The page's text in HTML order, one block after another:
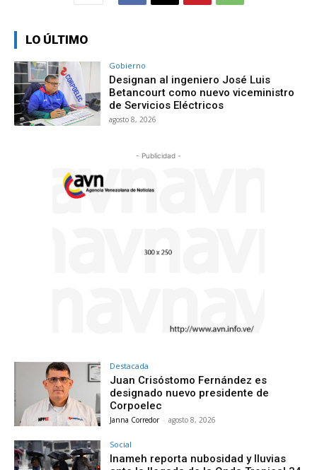
LO ÚLTIMO
Gobierno
Designan al ingeniero José Luis
Betancourt como nuevo viceministro
de Servicios Eléctricos
agosto 8, 2026
- Publicidad -
Destacada
Juan Crisóstomo Fernández es
designado nuevo presidente de
Corpoelec
Janna Corredor - agosto 8, 2026
Social
Inameh reporta nubosidad y lluvias